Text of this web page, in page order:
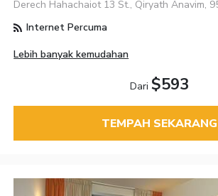
Derech Hahachaiot 13 St., Qiryath Anavim,
Internet Percuma
Lebih banyak kemudahan
Dari $593
TEMPAH SEKARANG